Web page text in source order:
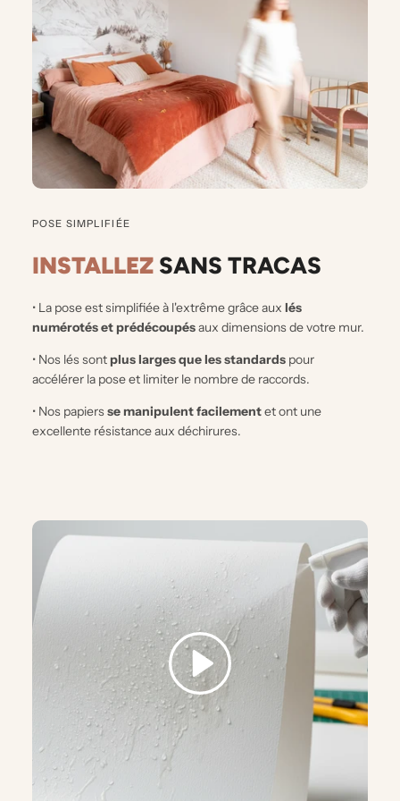
POSE SIMPLIFIÉE
INSTALLEZ SANS TRACAS
• La pose est simplifiée à l'extrême grâce aux lés
numérotés et prédécoupésaux dimensions de votre mur.
• Nos lés sontplus larges que les standards pour
accélérer la pose et limiter le nombre de raccords.
• Nos papiersse manipulent facilementet ont une
excellente résistance aux déchirures.